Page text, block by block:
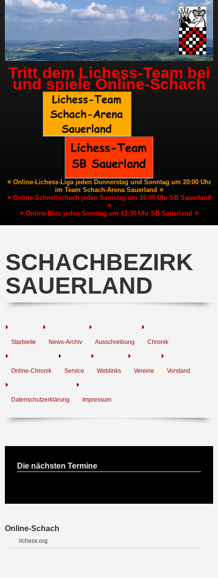
Tritt dem Lichess-Team bei
und spiele Online-Schach
⭐ Online-Lichess-Liga jeden Donnerstag und Sonntag um 20:00 Uhr
im Team Schach-Arena Sauerland ⭐
⭐ Online-Schnellschach jeden Samstag um 16:00 Uhr SB Sauerland
⭐
⭐ Online-Blitz jeden Sonntag um 13:30 Uhr SB Sauerland ⭐
SCHACHBEZIRK
SAUERLAND
Startseite News-Archiv Ausschreibung Chronik
Online-Chronik Service Weblinks Vereine Vorstand
Datenschutzerklärung Impressum
Die nächsten Termine
Online-Schach
lichess.org